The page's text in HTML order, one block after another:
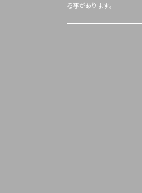
る事があります。